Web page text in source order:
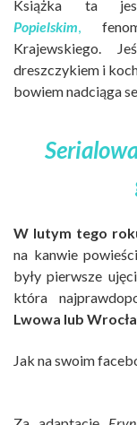
Książka ta
Popielskim,
Krajewskiego.
dreszczykiem i
bowiem nadciąga
W lutym tego
na kanwie powieści
były pierwsze
która
Lwowa lub
Jak na swoim